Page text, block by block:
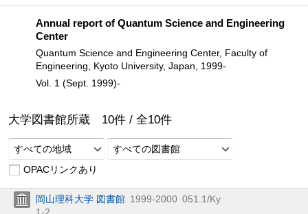
Annual report of Quantum Science and Engineering
Center
Quantum Science and Engineering Center, Faculty of
Engineering, Kyoto University, Japan, 1999-
Vol. 1 (Sept. 1999)-
大学図書館所蔵 10件 / 全10件
すべての地域
すべての図書館
OPACリンクあり
岡山理科大学 図書館 1999-2000 051.1/Ky